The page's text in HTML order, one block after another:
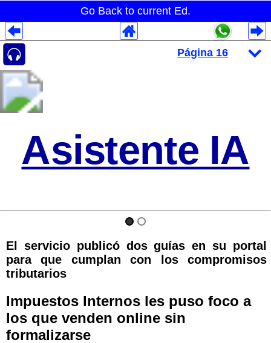
Go Back to current Ed.
Asistente IA
El servicio publicó dos guías en su portal
para que cumplan con los compromisos
tributarios
Impuestos Internos les puso foco a
los que venden online sin
formalizarse
Despliegues Analytics
Despliegues Totales
Despliegues por Rubros